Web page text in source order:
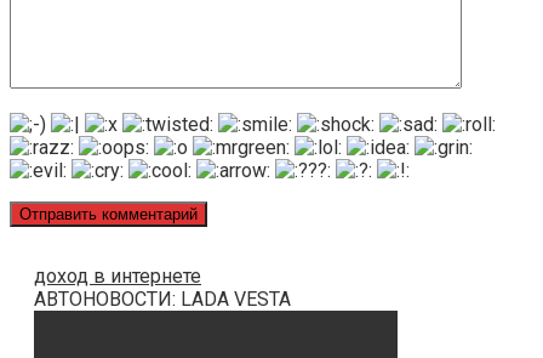
доход в интернете
АВТОНОВОСТИ: LADA VESTA